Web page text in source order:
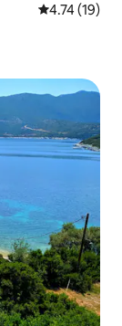
คะแนนเฉลี่ย
4.74 (19)